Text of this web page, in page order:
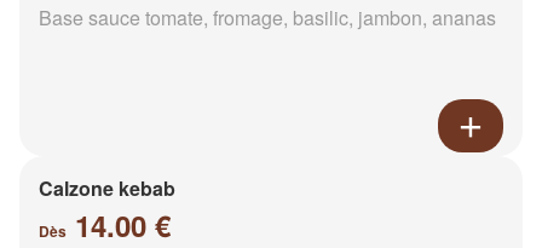
Base sauce tomate, fromage, basilic, jambon, ananas
Calzone kebab
Dès 14.00 €